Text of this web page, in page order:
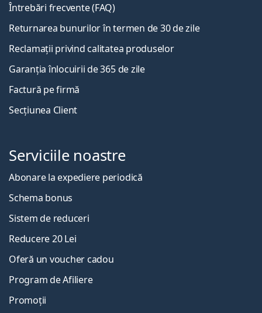
Întrebări frecvente (FAQ)
Returnarea bunurilor în termen de 30 de zile
Reclamații privind calitatea produselor
Garanția înlocuirii de 365 de zile
Factură pe firmă
Secțiunea Client
Serviciile noastre
Abonare la expediere periodică
Schema bonus
Sistem de reduceri
Reducere 20 Lei
Oferă un voucher cadou
Program de Afiliere
Promoții